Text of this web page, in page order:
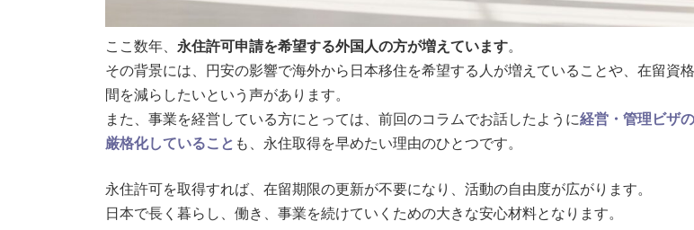
ここ数年、 永住許可申請を希望する外国人の方が増えています。
その背景には、円安の影響で海外から日本移住を希望する人が増えていることや、在留資
間を減らしたいという声があります。
また、事業を経営している方にとっては、前回のコラムでお話したように経営・管理ビザ
厳格化していること も、永住取得を早めたい理由のひとつです。
永住許可を取得すれば、在留期限の更新が不要になり、活動の自由度が広がります。
日本で長く暮らし、働き、事業を続けていくための大きな安心材料となります。